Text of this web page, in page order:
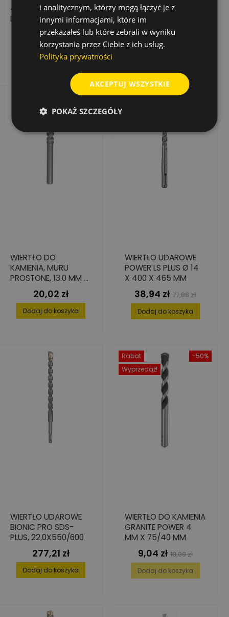
4POWER PRO SDS-
PLUS, 8,0X400/460
Cena
98,82 zł
Dodaj do koszyka
BIONIC PRO SDS-
PLUS, 16,0X250/300
Cena
79,75 zł
Dodaj do koszyka
WIERTŁO DO
KAMIENIA, MURU
PROSTONE, 13.0 MM X
90 MM X 150 MM
Cena
20,02 zł
Dodaj do koszyka
Rabat
Wyprzedaż!
WIERTŁO UDAROWE
POWER LS PLUS Ø 14
X 400 X 465 MM
Cena
38,94 zł Cena
podstawowa
77,88 zł
Dodaj do koszyka
WIERTŁO UDAROWE
BIONIC PRO SDS-
PLUS, 22,0X550/600
Cena
277,21 zł
Dodaj do koszyka
-50%
Rabat
Wyprzedaż!
WIERTŁO DO KAMIENIA
GRANITE POWER 4
MM X 75/40 MM
Cena
9,04 zł Cena
podstawowa
18,08 zł
Dodaj do koszyka
i analitycznym, którzy mogą łączyć je z
innymi informacjami, które im
przekazałeś lub które zebrali w wyniku
korzystania przez Ciebie z ich usług.
Polityka prywatności
AKCEPTUJ WSZYSTKIE
POKAŻ SZCZEGÓŁY